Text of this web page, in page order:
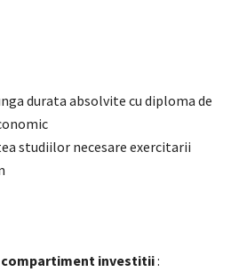
durata absolvite cu diploma de
studiilor necesare exercitarii
investitii: